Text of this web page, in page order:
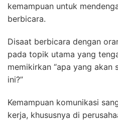
kemampuan untuk
berbicara.
Disaat berbicara dengan
pada topik utama yang
memikirkan “apa yang akan
ini?”
Kemampuan komunikasi
kerja, khususnya di